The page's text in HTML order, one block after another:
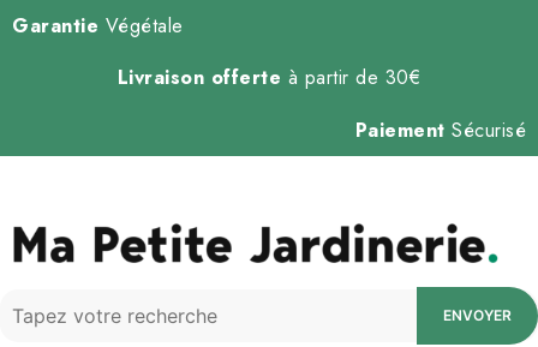
Garantie Végétale
Livraison offerte à partir de 30€
Paiement Sécurisé
ENVOYER